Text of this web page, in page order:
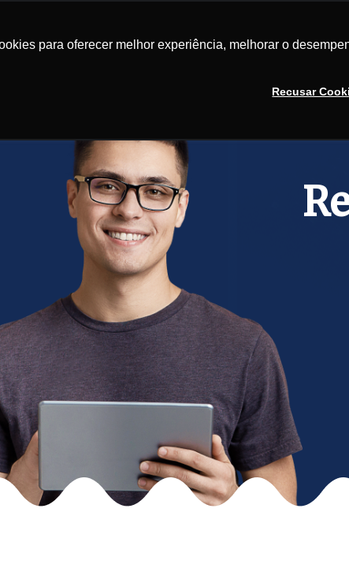
para oferecer melhor experiência, melhorar o
Recusar